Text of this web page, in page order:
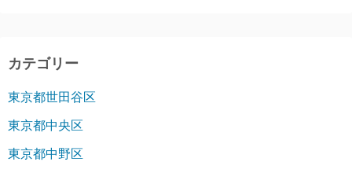
カテゴリー
東京都世田谷区
東京都中央区
東京都中野区